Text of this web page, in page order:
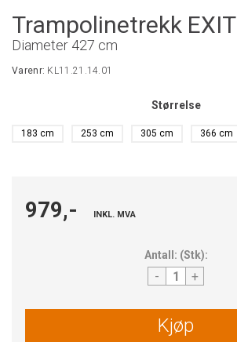
Trampolinetrekk EXIT
Diameter 427 cm
Varenr: KL11.21.14.01
Størrelse
183 cm 253 cm 305 cm 366 cm
979,- INKL. MVA
Antall: (Stk):
- +
Kjøp